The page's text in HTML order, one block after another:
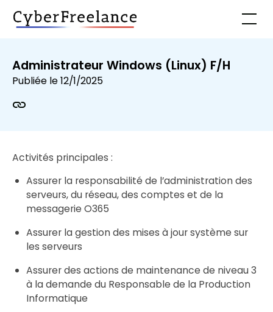
Administrateur Windows (Linux) F/H
Publiée le12/1/2025
Activités principales :
Assurer la responsabilité de l’administration des
serveurs, du réseau, des comptes et de la
messagerie O365
Assurer la gestion des mises à jour système sur
les serveurs
Assurer des actions de maintenance de niveau 3
à la demande du Responsable de la Production
Informatique